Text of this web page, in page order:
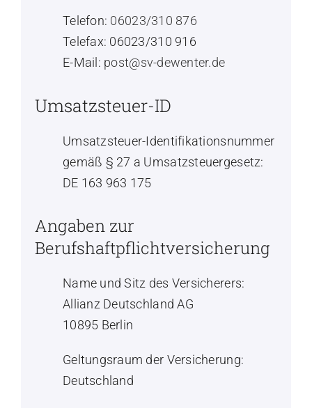
Telefon: 06023/310 876
Telefax: 06023/310 916
E-Mail: post@sv-dewenter.de
Umsatzsteuer-ID
Umsatzsteuer-Identifikationsnummer
gemäß § 27 a Umsatzsteuergesetz:
DE 163 963 175
Angaben zur
Berufshaftpflichtversicherung
Name und Sitz des Versicherers:
Allianz Deutschland AG
10895 Berlin
Geltungsraum der Versicherung:
Deutschland